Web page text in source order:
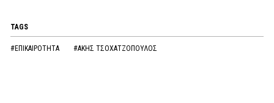
TAGS
#ΕΠΙΚΑΙΡΟΤΗΤΑ #ΑΚΗΣ ΤΣΟΧΑΤΖΟΠΟΥΛΟΣ